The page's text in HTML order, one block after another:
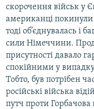
скорочення військ у
американці
тоді об’єднувалась і
сили Німеччини.
присутності давало
спокійними у
Тобто, був потрібен
російські війська
путч проти Горбачова